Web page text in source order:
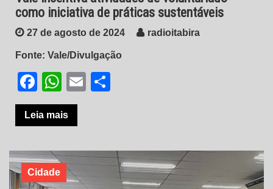
como iniciativa de práticas sustentáveis
27 de agosto de 2024 radioitabira
Fonte: Vale/Divulgação
Facebook
WhatsApp
Email
Leia mais
Cidade